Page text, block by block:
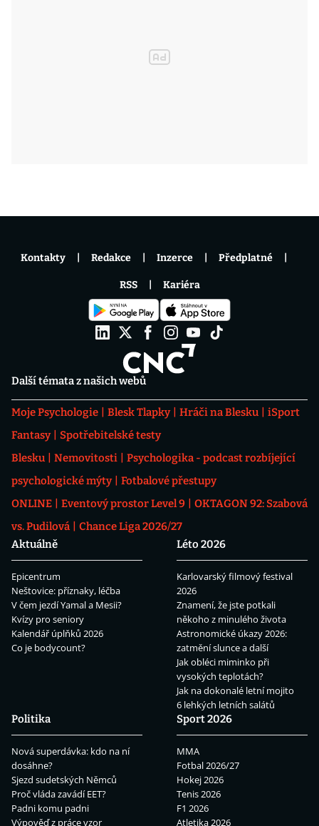
Další témata z našich webů
Moje Psychologie Blesk Tlapky Hráči na Blesku
iSport
Fantasy
Spotřebitelské testy
Blesku
Nemovitosti
Psychologika - podcast rozbíjející
psychologické mýty
Fotbalové přestupy
ONLINE
Eventový prostor Level 9
OKTAGON 92: Szabová
vs. Pudilová
Chance Liga 2026/27
Aktuálně
Epicentrum
Neštovice: příznaky, léčba
V čem jezdí Yamal a Mesii?
Kvízy pro seniory
Kalendář úplňků 2026
Co je bodycount?
Léto 2026
Karlovarský filmový festival
2026
Znamení, že jste potkali
někoho z minulého života
Astronomické úkazy 2026:
zatmění slunce a další
Jak obléci miminko při
vysokých teplotách?
Jak na dokonalé letní mojito
6 lehkých letních salátů
Politika
Nová superdávka: kdo na ní
dosáhne?
Sjezd sudetských Němců
Proč vláda zavádí EET?
Padni komu padni
Výpověď z práce vzor
Sport 2026
MMA
Fotbal 2026/27
Hokej 2026
Tenis 2026
F1 2026
Atletika 2026
Kontakty Redakce Inzerce Předplatné
RSS Kariéra